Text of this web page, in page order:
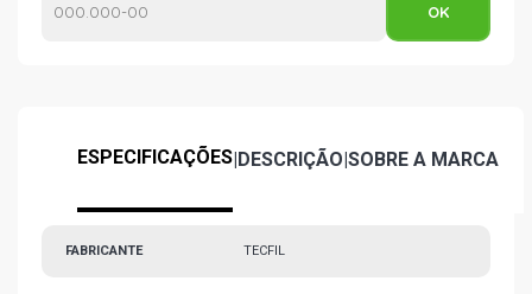
ESPECIFICAÇÕES|DESCRIÇÃO|SOBRE A MARCA
FABRICANTE TECFIL